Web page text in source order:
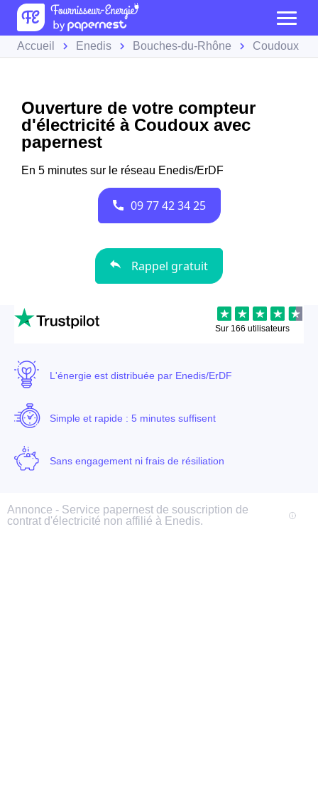
Accueil Enedis Bouches-du-Rhône Coudoux